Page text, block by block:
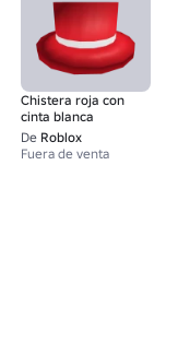
Chistera roja con
cinta blanca
De Roblox
Fuera de venta